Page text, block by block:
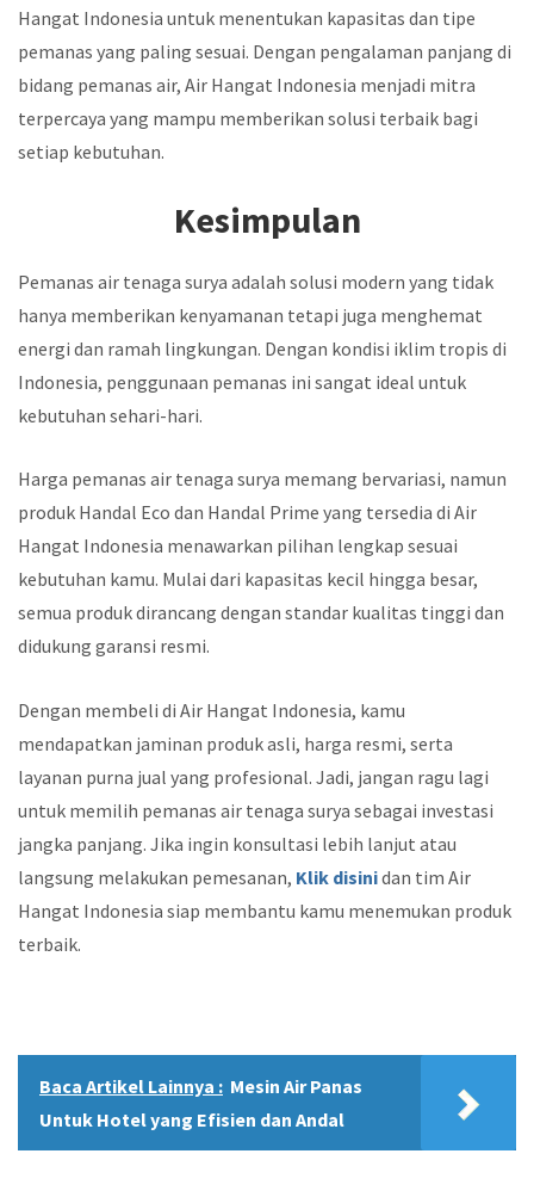
Hangat Indonesia untuk menentukan kapasitas dan tipe
pemanas yang paling sesuai. Dengan pengalaman panjang di
bidang pemanas air, Air Hangat Indonesia menjadi mitra
terpercaya yang mampu memberikan solusi terbaik bagi
setiap kebutuhan.
Kesimpulan
Pemanas air tenaga surya adalah solusi modern yang tidak
hanya memberikan kenyamanan tetapi juga menghemat
energi dan ramah lingkungan. Dengan kondisi iklim tropis di
Indonesia, penggunaan pemanas ini sangat ideal untuk
kebutuhan sehari-hari.
Harga pemanas air tenaga surya memang bervariasi, namun
produk Handal Eco dan Handal Prime yang tersedia di Air
Hangat Indonesia menawarkan pilihan lengkap sesuai
kebutuhan kamu. Mulai dari kapasitas kecil hingga besar,
semua produk dirancang dengan standar kualitas tinggi dan
didukung garansi resmi.
Dengan membeli di Air Hangat Indonesia, kamu
mendapatkan jaminan produk asli, harga resmi, serta
layanan purna jual yang profesional. Jadi, jangan ragu lagi
untuk memilih pemanas air tenaga surya sebagai investasi
jangka panjang. Jika ingin konsultasi lebih lanjut atau
langsung melakukan pemesanan, Klik disinidan tim Air
Hangat Indonesia siap membantu kamu menemukan produk
terbaik.
Baca Artikel Lainnya : Mesin Air Panas
Untuk Hotel yang Efisien dan Andal